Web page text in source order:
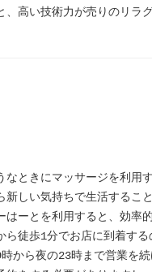
高い技術力が売りのリラ
ときにマッサージを利用
新しい気持ちで生活するこ
はーとを利用すると、効率
徒歩1分でお店に到着する
から夜の23時まで営業を続